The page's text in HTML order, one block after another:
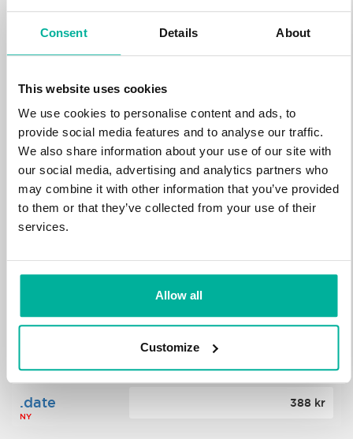
Consent Details About
This website uses cookies
We use cookies to personalise content and ads, to
provide social media features and to analyse our traffic.
We also share information about your use of our site with
our social media, advertising and analytics partners who
may combine it with other information that you’ve provided
to them or that they’ve collected from your use of their
services.
Allow all
Customize
.tech
NY
700 kr
.win
NY
388 kr
.bid
NY
388 kr
.science 364 kr
.date
NY
388 kr